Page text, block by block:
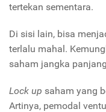
tertekan sementara.
Di sisi lain, bisa
terlalu mahal.
saham jangka
Lock up saham yang
Artinya, pemodal